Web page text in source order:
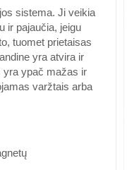
sistema. Ji veikia
ir pajaučia, jeigu
tuomet prietaisas
yra atvira ir
yra ypač mažas ir
varžtais arba